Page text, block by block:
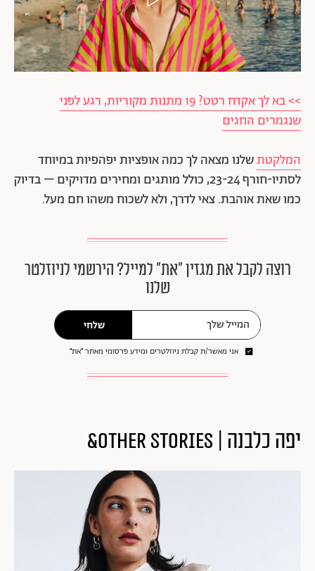
>> בא לך אקדח רטט? 19 מתנות מקוריות, רגע לפני
שנגמרים החגים
המלקטתשלנו מצאה לך כמה אופציות יפהפיות במיוחד
לסתיו-חורף 23-24, כולל מותגים ומחירים מדויקים – בדיוק
כמו שאת אוהבת. צאי לדרך, ולא לשכוח משהו חם מעל.
רוצה לקבל את מגזין ״את״ למייל? הירשמי לניוזלטר
שלנו
שלחי
אני מאשר/ת קבלת ניוזלטרים ומידע פרסומי מאתר ״את״
יפה כלבנה | Other Stories&